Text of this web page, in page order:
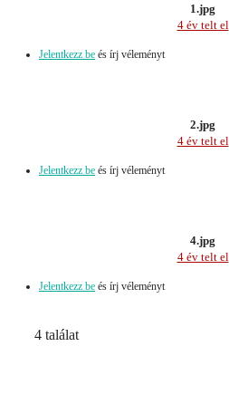
1.jpg
4 év telt el
Jelentkezz be és írj véleményt
2.jpg
4 év telt el
Jelentkezz be és írj véleményt
4.jpg
4 év telt el
Jelentkezz be és írj véleményt
4 találat